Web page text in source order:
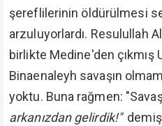
şereflilerinin öldürülmesi
arzuluyorlardı. Resulullah
birlikte Medine'den
Binaenaleyh savaşın
yoktu. Buna rağmen:
arkanızdan gelirdik!"